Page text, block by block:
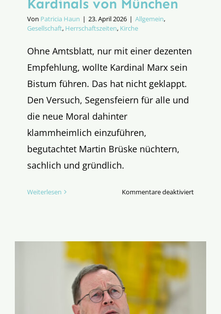
Kardinals von München
Von Patricia Haun | 23. April 2026 | Allgemein,
Gesellschaft, Herrschaftszeiten, Kirche
Ohne Amtsblatt, nur mit einer dezenten
Empfehlung, wollte Kardinal Marx sein
Bistum führen. Das hat nicht geklappt.
Den Versuch, Segensfeiern für alle und
die neue Moral dahinter
klammheimlich einzuführen,
begutachtet Martin Brüske nüchtern,
sachlich und gründlich.
Weiterlesen Kommentare deaktiviertfür